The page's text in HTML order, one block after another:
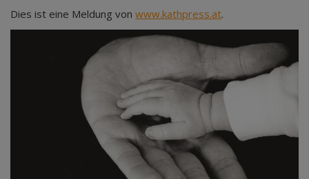
Dies ist eine Meldung von www.kathpress.at.